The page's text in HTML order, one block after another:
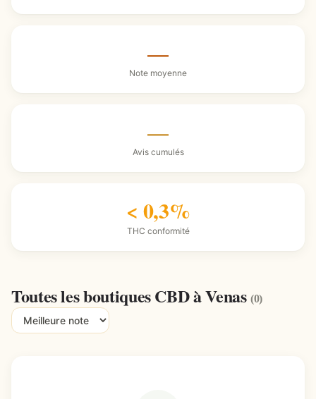
—
Note moyenne
—
Avis cumulés
< 0,3%
THC conformité
Toutes les boutiques CBD à Venas(0)